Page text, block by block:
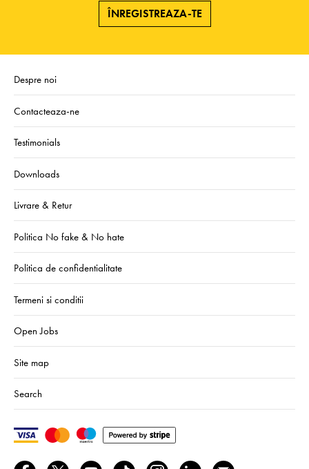
ÎNREGISTREAZA-TE
Despre noi
Contacteaza-ne
Testimonials
Downloads
Livrare & Retur
Politica No fake & No hate
Politica de confidentialitate
Termeni si conditii
Open Jobs
Site map
Search